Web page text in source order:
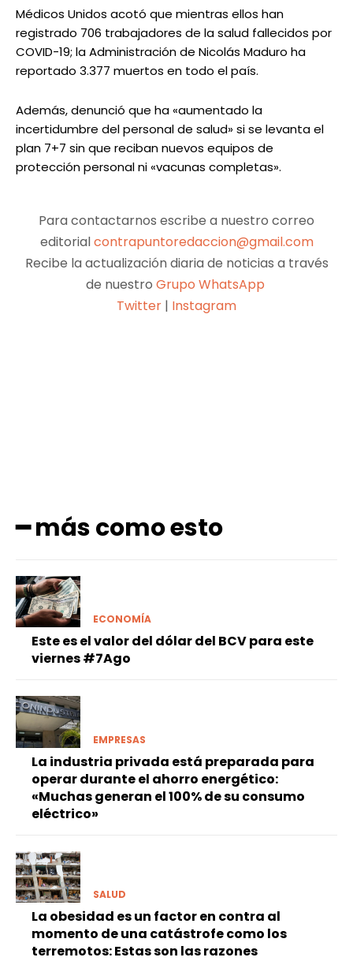
Médicos Unidos acotó que mientras ellos han
registrado 706 trabajadores de la salud fallecidos por
COVID-19; la Administración de Nicolás Maduro ha
reportado 3.377 muertos en todo el país.
Además, denunció que ha «aumentado la
incertidumbre del personal de salud» si se levanta el
plan 7+7 sin que reciban nuevos equipos de
protección personal ni «vacunas completas».
Para contactarnos escribe a nuestro correo
editorialcontrapuntoredaccion@gmail.com
Recibe la actualización diaria de noticias a través
de nuestro Grupo WhatsApp
Twitter | Instagram
━ más como esto
ECONOMÍA
Este es el valor del dólar del BCV para este
viernes #7Ago
EMPRESAS
La industria privada está preparada para
operar durante el ahorro energético:
«Muchas generan el 100% de su consumo
eléctrico»
SALUD
La obesidad es un factor en contra al
momento de una catástrofe como los
terremotos: Estas son las razones